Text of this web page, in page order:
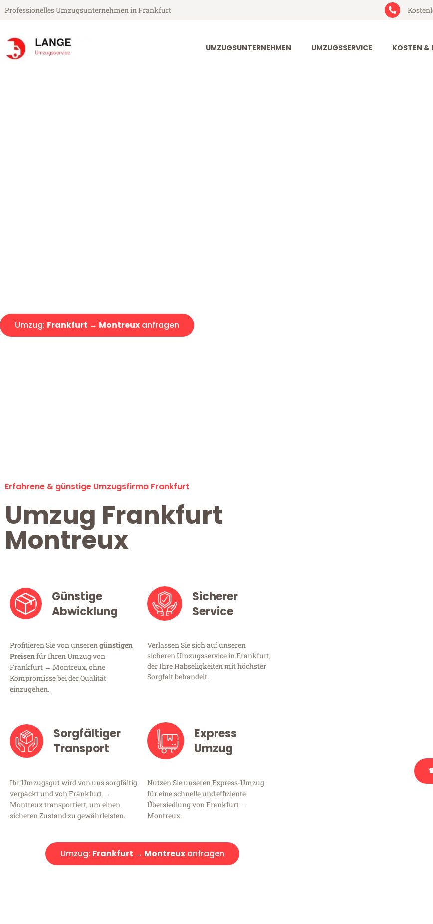
Professionelles Umzugsunternehmen in Frankfurt
UMZUGSUNTERNEHMEN UMZUGSSERVICE KOSTEN &
Umzug: Frankfurt → Montreux anfragen
Erfahrene & günstige Umzugsfirma Frankfurt
Umzug Frankfurt
Montreux
Günstige
Abwicklung
Profitieren Sie von unserengünstigen
Preisenfür Ihren Umzug von
Frankfurt → Montreux, ohne
Kompromisse bei der Qualität
einzugehen.
Sicherer
Service
Verlassen Sie sich auf unseren
sicheren Umzugsservice in Frankfurt,
der Ihre Habseligkeiten mit höchster
Sorgfalt behandelt.
Sorgfältiger
Transport
Ihr Umzugsgut wird von uns sorgfältig
verpackt und von Frankfurt →
Montreux transportiert, um einen
sicheren Zustand zu gewährleisten.
Express
Umzug
Nutzen Sie unseren Express-Umzug
für eine schnelle und effiziente
Übersiedlung von Frankfurt →
Montreux.
Umzug: Frankfurt → Montreuxanfragen